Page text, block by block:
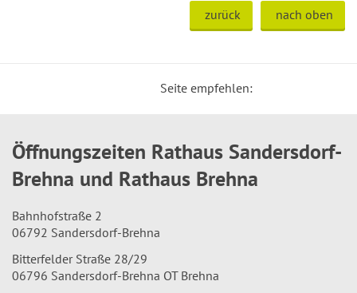
zurück nach oben
Seite empfehlen:
Öffnungszeiten Rathaus Sandersdorf-
Brehna und Rathaus Brehna
Bahnhofstraße 2
06792 Sandersdorf-Brehna
Bitterfelder Straße 28/29
06796 Sandersdorf-Brehna OT Brehna